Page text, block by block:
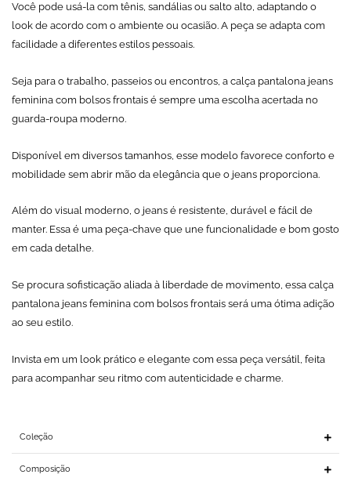
Você pode usá-la com tênis, sandálias ou salto alto, adaptando o
look de acordo com o ambiente ou ocasião. A peça se adapta com
facilidade a diferentes estilos pessoais.
Seja para o trabalho, passeios ou encontros, a calça pantalona jeans
feminina com bolsos frontais é sempre uma escolha acertada no
guarda-roupa moderno.
Disponível em diversos tamanhos, esse modelo favorece conforto e
mobilidade sem abrir mão da elegância que o jeans proporciona.
Além do visual moderno, o jeans é resistente, durável e fácil de
manter. Essa é uma peça-chave que une funcionalidade e bom gosto
em cada detalhe.
Se procura sofisticação aliada à liberdade de movimento, essa calça
pantalona jeans feminina com bolsos frontais será uma ótima adição
ao seu estilo.
Invista em um look prático e elegante com essa peça versátil, feita
para acompanhar seu ritmo com autenticidade e charme.
Coleção
Composição